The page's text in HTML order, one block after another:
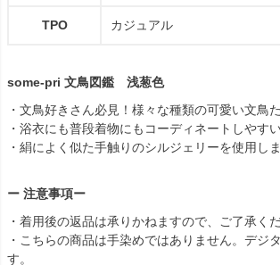
TPO カジュアル
some-pri 文鳥図鑑 浅葱色
・文鳥好きさん必見！様々な種類の可愛い文鳥
・浴衣にも普段着物にもコーディネートしやす
・絹によく似た手触りのシルジェリーを使用しま
ー 注意事項ー
・着用後の返品は承りかねますので、ご了承くだ
・こちらの商品は手染めではありません。デジ
す。